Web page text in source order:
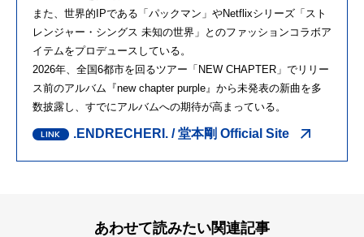
また、世界的IPである「パックマン」やNetflixシリーズ「スト
レンジャー・シングス 未知の世界」とのファッションコラボア
イテムをプロデュースしている。
2026年、全国6都市を回るツアー「NEW CHAPTER」でリリー
ス前のアルバム『new chapter purple』から未発表の新曲を多
数披露し、すでにアルバムへの期待が高まっている。
.ENDRECHERI. / 堂本剛 Official Site
あわせて読みたい関連記事